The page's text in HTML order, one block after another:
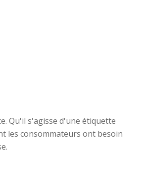
Qu'il s'agisse d'une étiquette
les consommateurs ont besoin